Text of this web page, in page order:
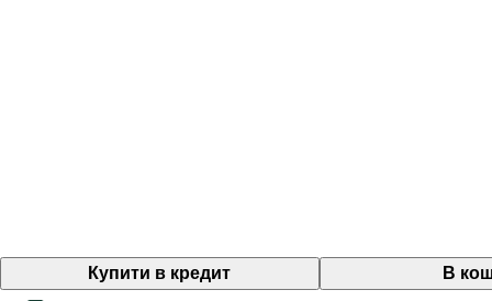
Купити в кредит В